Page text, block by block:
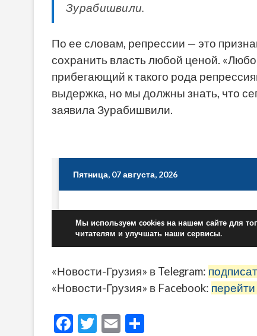
Зурабишвили.
По ее словам, репрессии — это
сохранить власть любой ценой.
прибегающий к такого рода
выдержка, но мы должны знать, что
заявила Зурабишвили.
«Новости-Грузия» в Telegram:
«Новости-Грузия» в Facebook: перейти
F
T
E